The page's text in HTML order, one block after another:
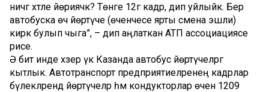
ничәгә хәтле йөриячәк? Төнге 12гә кадәр, дип уйлыйк. Бер
автобуска өч йөртүче (өченчесе ярты смена эшли)
кирәк булып чыга”, – дип аңлаткан АТП ассоциациясе
рәисе.
Ә бит инде хәзер үк Казанда автобус йөртүчеләргә
кытлык. Автотранспорт предприятиеләренең кадрлар
бүлекләрендә йөртүчеләр һәм кондукторлар өчен 1209